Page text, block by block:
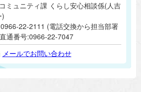
ミュニティ課 くらし安心相談係(人吉
)
0966-22-2111 (電話交換から担当部署
通番号:0966-22-7047
メールでお問い合わせ